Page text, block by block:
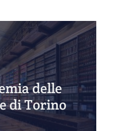
delle
di Torino